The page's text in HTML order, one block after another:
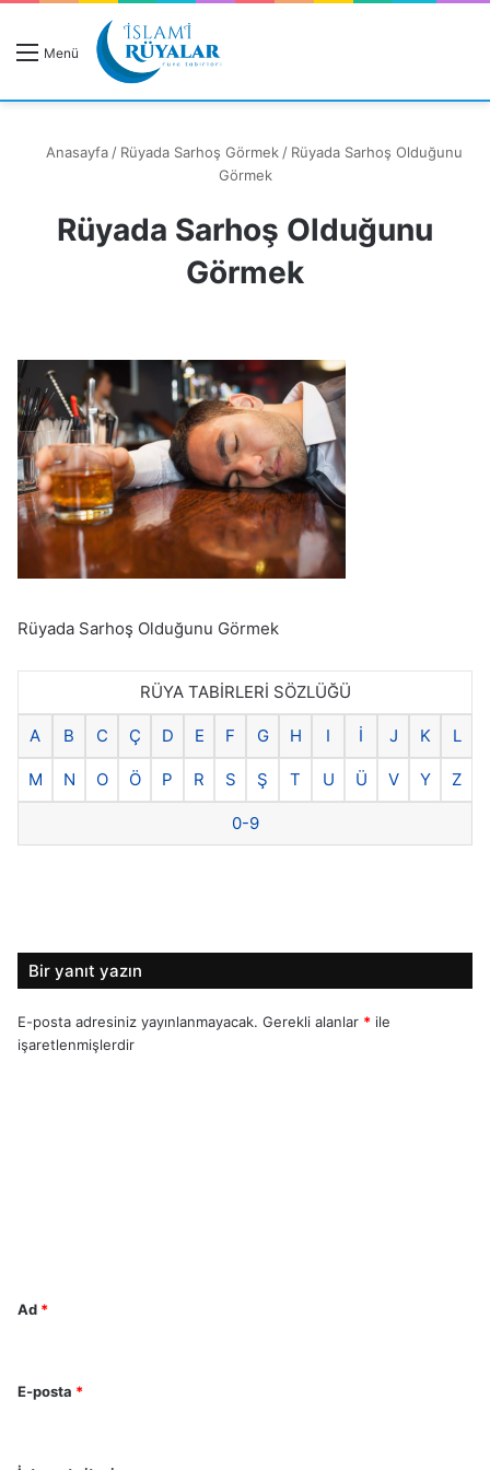
Menü
Anasayfa / Rüyada Sarhoş Görmek / Rüyada Sarhoş Olduğunu
Görmek
Rüyada Sarhoş Olduğunu
Görmek
Rüyada Sarhoş Olduğunu Görmek
RÜYA TABİRLERİ SÖZLÜĞÜ
A B C Ç D E F G H I İ J K L
M N O Ö P R S Ş T U Ü V Y Z
0-9
Bir yanıt yazın
E-posta adresiniz yayınlanmayacak. Gerekli alanlar * ile
işaretlenmişlerdir
Ad *
E-posta *
Rüyanızı Arayın